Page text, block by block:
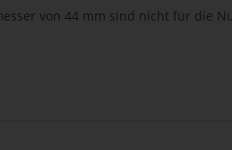
von 44 mm sind nicht für die